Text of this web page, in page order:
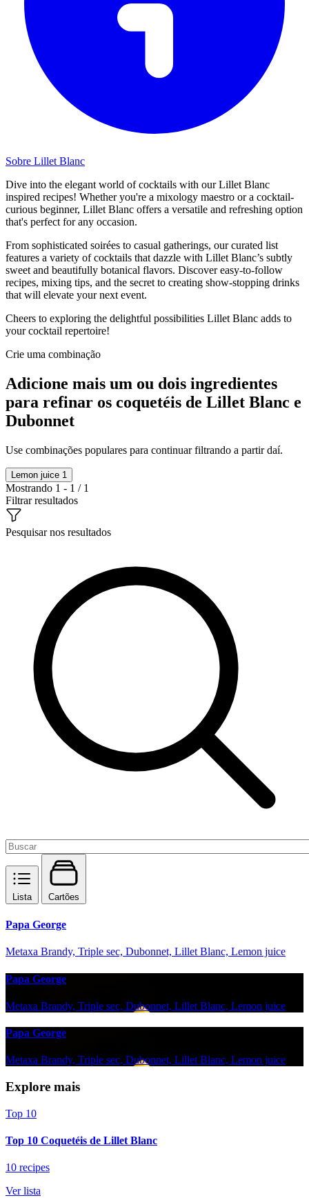
Sobre Lillet Blanc
Dive into the elegant world of cocktails with our Lillet Blanc
inspired recipes! Whether you're a mixology maestro or a cocktail-
curious beginner, Lillet Blanc offers a versatile and refreshing option
that's perfect for any occasion.
From sophisticated soirées to casual gatherings, our curated list
features a variety of cocktails that dazzle with Lillet Blanc’s subtly
sweet and beautifully botanical flavors. Discover easy-to-follow
recipes, mixing tips, and the secret to creating show-stopping drinks
that will elevate your next event.
Cheers to exploring the delightful possibilities Lillet Blanc adds to
your cocktail repertoire!
Crie uma combinação
Adicione mais um ou dois ingredientes
para refinar os coquetéis de Lillet Blanc e
Dubonnet
Use combinações populares para continuar filtrando a partir daí.
Lemon juice 1
Mostrando 1 - 1 / 1
Filtrar resultados
Pesquisar nos resultados
Lista Cartões
Papa George
Metaxa Brandy, Triple sec, Dubonnet, Lillet Blanc, Lemon juice
Papa George
Metaxa Brandy, Triple sec, Dubonnet, Lillet Blanc, Lemon juice
Papa George
Metaxa Brandy, Triple sec, Dubonnet, Lillet Blanc, Lemon juice
Explore mais
Top 10
Top 10 Coquetéis de Lillet Blanc
10 recipes
Ver lista